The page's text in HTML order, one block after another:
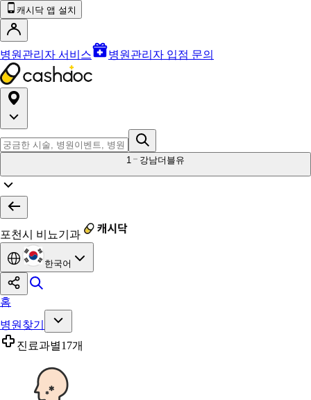
캐시닥 앱 설치
병원관리자 서비스 병원관리자 입점 문의
1 강남더블유
포천시 비뇨기과
한국어
홈
병원찾기
진료과별17개